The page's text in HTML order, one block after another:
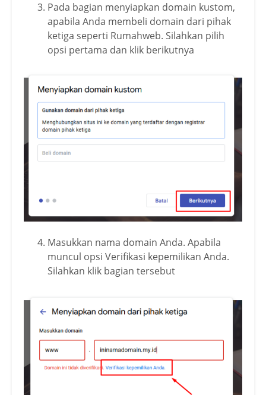
Pada bagian menyiapkan domain kustom,
apabila Anda membeli domain dari pihak
ketiga seperti Rumahweb. Silahkan pilih
opsi pertama dan klik berikutnya
Masukkan nama domain Anda. Apabila
muncul opsi Verifikasi kepemilikan Anda.
Silahkan klik bagian tersebut